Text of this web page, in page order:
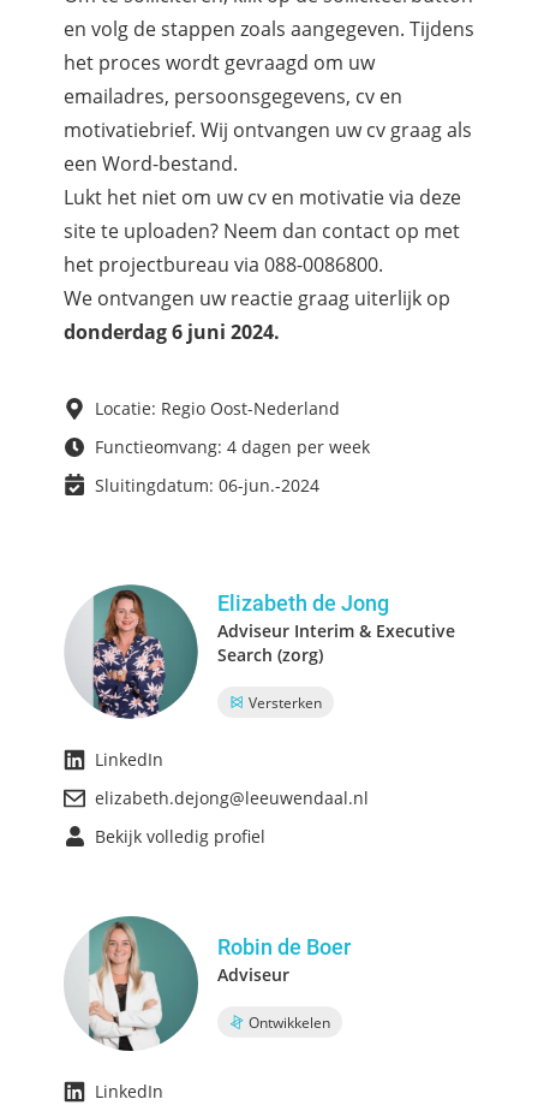
en volg de stappen zoals aangegeven. Tijdens
het proces wordt gevraagd om uw
emailadres, persoonsgegevens, cv en
motivatiebrief. Wij ontvangen uw cv graag als
een Word-bestand.
Lukt het niet om uw cv en motivatie via deze
site te uploaden? Neem dan contact op met
het projectbureau via 088-0086800.
We ontvangen uw reactie graag uiterlijk op
donderdag 6 juni 2024.
Locatie: Regio Oost-Nederland
Functieomvang: 4 dagen per week
Sluitingdatum: 06-jun.-2024
Elizabeth de Jong
Adviseur Interim & Executive
Search (zorg)
Versterken
LinkedIn
elizabeth.dejong@leeuwendaal.nl
Bekijk volledig profiel
Robin de Boer
Adviseur
Ontwikkelen
LinkedIn